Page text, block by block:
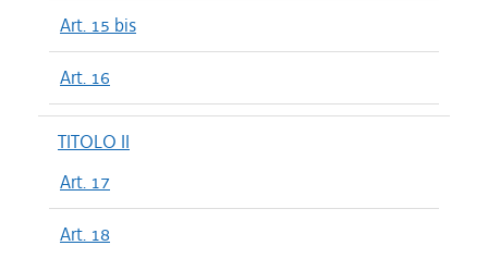
Art. 15 bis
Art. 16
TITOLO II
Art. 17
Art. 18